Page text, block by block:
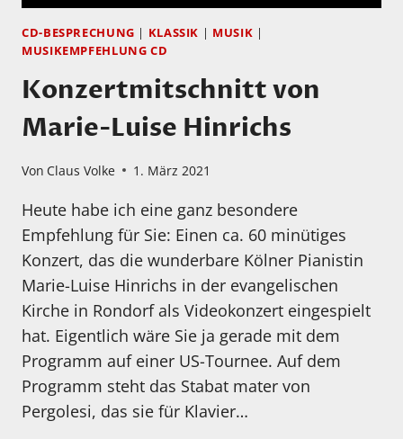
CD-BESPRECHUNG | KLASSIK | MUSIK |
MUSIKEMPFEHLUNG CD
Konzertmitschnitt von
Marie-Luise Hinrichs
Von Claus Volke 1. März 2021
Heute habe ich eine ganz besondere
Empfehlung für Sie: Einen ca. 60 minütiges
Konzert, das die wunderbare Kölner Pianistin
Marie-Luise Hinrichs in der evangelischen
Kirche in Rondorf als Videokonzert eingespielt
hat. Eigentlich wäre Sie ja gerade mit dem
Programm auf einer US-Tournee. Auf dem
Programm steht das Stabat mater von
Pergolesi, das sie für Klavier…